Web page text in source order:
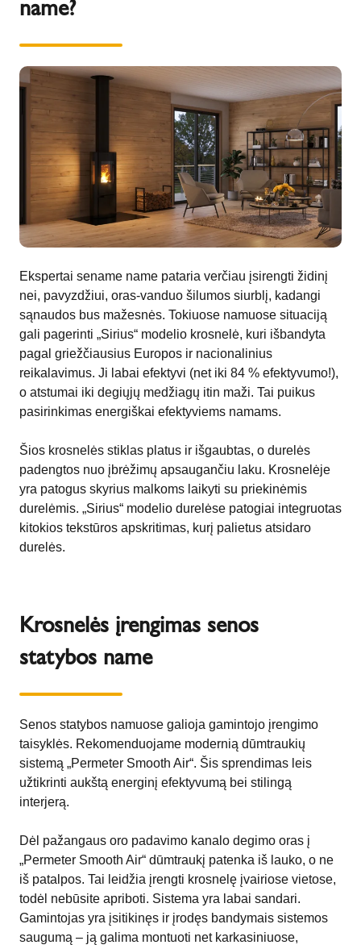
name?
Ekspertai sename name pataria verčiau įsirengti židinį
nei, pavyzdžiui, oras-vanduo šilumos siurblį, kadangi
sąnaudos bus mažesnės. Tokiuose namuose situaciją
gali pagerinti „Sirius“ modelio krosnelė, kuri išbandyta
pagal griežčiausius Europos ir nacionalinius
reikalavimus. Ji labai efektyvi (net iki 84 % efektyvumo!),
o atstumai iki degiųjų medžiagų itin maži. Tai puikus
pasirinkimas energiškai efektyviems namams.
Šios krosnelės stiklas platus ir išgaubtas, o durelės
padengtos nuo įbrėžimų apsaugančiu laku. Krosnelėje
yra patogus skyrius malkoms laikyti su priekinėmis
durelėmis. „Sirius“ modelio durelėse patogiai integruotas
kitokios tekstūros apskritimas, kurį palietus atsidaro
durelės.
Krosnelės įrengimas senos
statybos name
Senos statybos namuose galioja gamintojo įrengimo
taisyklės. Rekomenduojame modernią dūmtraukių
sistemą „Permeter Smooth Air“. Šis sprendimas leis
užtikrinti aukštą energinį efektyvumą bei stilingą
interjerą.
Dėl pažangaus oro padavimo kanalo degimo oras į
„Permeter Smooth Air“ dūmtraukį patenka iš lauko, o ne
iš patalpos. Tai leidžia įrengti krosnelę įvairiose vietose,
todėl nebūsite apriboti. Sistema yra labai sandari.
Gamintojas yra įsitikinęs ir įrodęs bandymais sistemos
saugumą – ją galima montuoti net karkasiniuose,